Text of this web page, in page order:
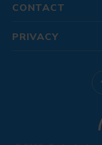
CONTACT
PRIVACY